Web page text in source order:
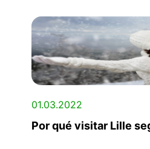
01.03.2022
Por qué visitar Lille